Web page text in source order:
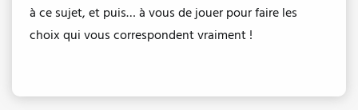
à ce sujet, et puis… à vous de jouer pour faire les
choix qui vous correspondent vraiment !